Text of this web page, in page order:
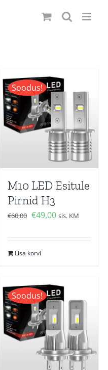
Soodus!
M10 LED Esitule
Pirnid H3
€60,00 Algne
oli:
€60,00.
€49,00Current
is:
sis. KM
Lisa korvi
Soodus!